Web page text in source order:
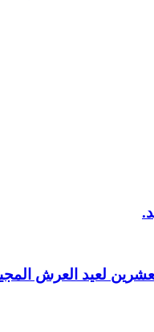
لعيد العرش